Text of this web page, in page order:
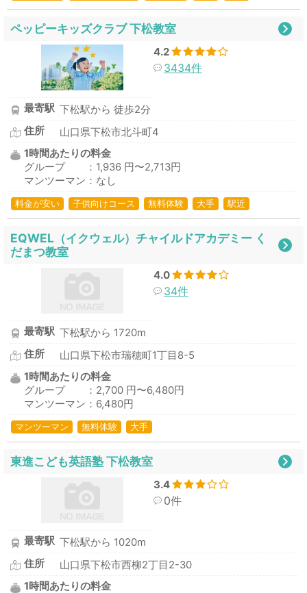
ペッピーキッズクラブ 下松教室
4.2
3434件
最寄駅 下松駅から 徒歩2分
住所
山口県下松市北斗町4
1時間あたりの料金
グループ ：1,936 円〜2,713円
マンツーマン：なし
料金が安い 子供向けコース 無料体験 大手 駅近
EQWEL（イクウェル）チャイルドアカデミー く
だまつ教室
4.0
34件
最寄駅 下松駅から 1720m
住所
山口県下松市瑞穂町1丁目8-5
1時間あたりの料金
グループ ：2,700 円〜6,480円
マンツーマン：6,480円
マンツーマン 無料体験 大手
東進こども英語塾 下松教室
3.4
0件
最寄駅 下松駅から 1020m
住所
山口県下松市西柳2丁目2-30
1時間あたりの料金